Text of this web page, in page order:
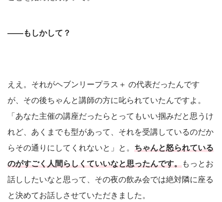
――もしかして？
ええ。それがヘブンリープラス＋ の代表だったんです
が、その後ちゃんと講師の方に叱られていたんですよ。
「あなた主催の講座だったらとってもいい掴みだと思うけ
れど、あくまでも型があって、それを受講しているのだか
らその通りにしてくれないと」と。 ちゃんと怒られている
のがすごく人間らしくていいなと思ったんです。もっとお
話ししたいなと思って、その夜の飲み会では絶対隣に座る
と決めてお話しさせていただきました。